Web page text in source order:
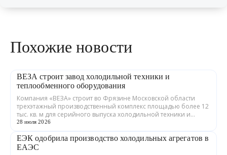
Похожие новости
ВЕЗА строит завод холодильной техники и
теплообменного оборудования
Компания «ВЕЗА» строит во Фрязине Московской области
трехэтажный производственный комплекс площадью более 12
тыс. кв. м для серийного выпуска холодильной техники и
теплообменного оборудования. ...
28 июля 2026
ЕЭК одобрила производство холодильных агрегатов в
ЕАЭС